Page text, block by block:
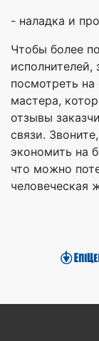
- наладка и
Чтобы более
посмотреть
мастера,
отзывы
связи.
экономить на
что можно
человеческая